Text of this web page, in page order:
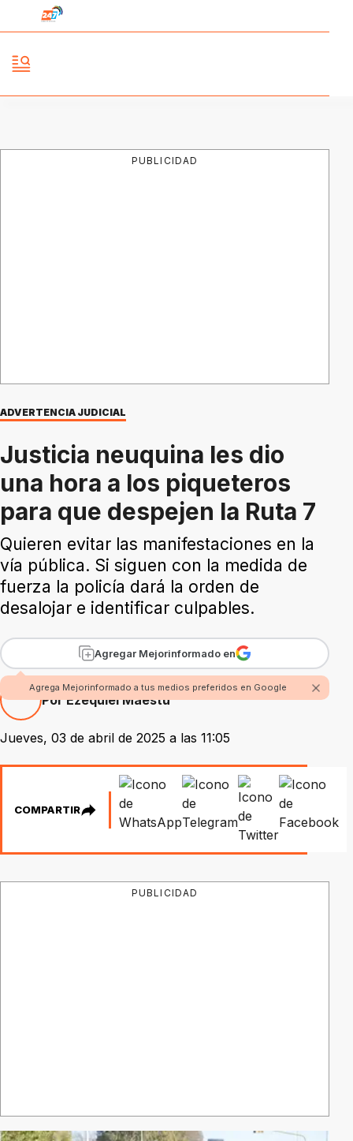
PUBLICIDAD
ADVERTENCIA JUDICIAL
Justicia neuquina les dio
una hora a los piqueteros
para que despejen la Ruta 7
Quieren evitar las manifestaciones en la
vía pública. Si siguen con la medida de
fuerza la policía dará la orden de
desalojar e identificar culpables.
Agregar Mejorinformado en
Agrega Mejorinformado a tus medios preferidos en Google
Por Ezequiel Maestú
Jueves, 03 de abril de 2025 a las 11:05
COMPARTIR
PUBLICIDAD